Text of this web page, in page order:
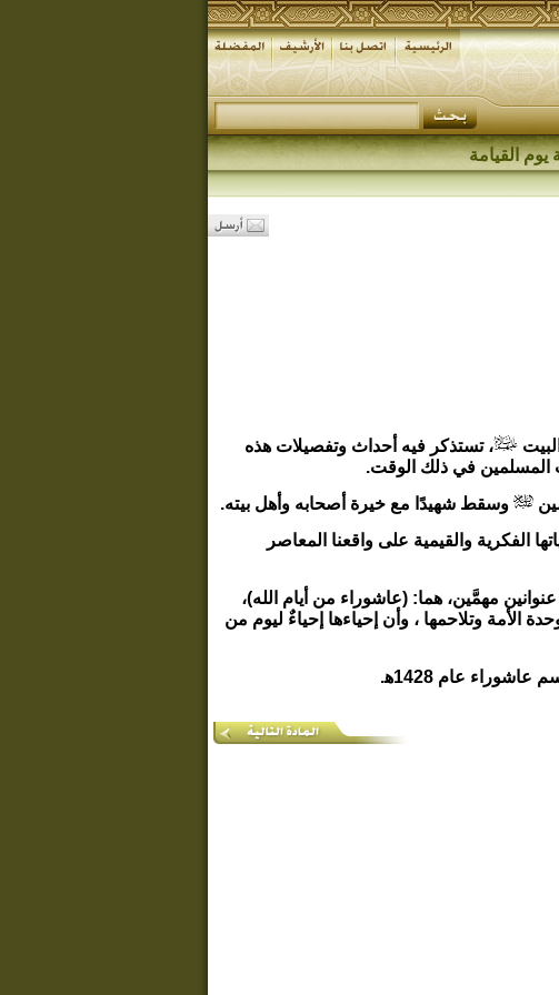
القيامة
، تستذكر فيه أحداث وتفصيلات هذه
المسلمين في ذلك الوقت.
وسقط شهيدًا مع خيرة أصحابه وأهل بيته.
الفكرية والقيمية على واقعنا المعاصر
مهمَّين، هما: (عاشوراء من أيام الله)،
الأمة وتلاحمها ، وأن إحياءها إحياءٌ ليوم من
عام 1428ﻫ.